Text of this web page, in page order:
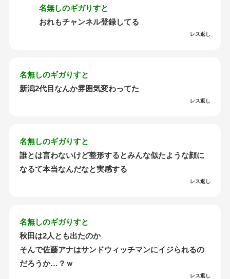
名無しのギガりすと
おれもチャンネル登録してる
レス返し
名無しのギガりすと
新潟2代目なんか雰囲気変わってた
レス返し
名無しのギガりすと
誰とは言わないけど整形するとみんな似たような顔に
なるて本当なんだなと実感する
レス返し
名無しのギガりすと
秋田は2人とも出たのか
そんで佐藤アナはサンドウィッチマンにイジられるの
だろうか…？ｗ
レス返し